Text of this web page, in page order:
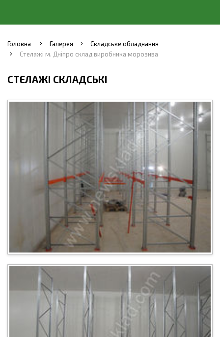
Головна Галерея
Складське обладнання
Стелажі м. Дніпро склад виробника морозива
СТЕЛАЖІ СКЛАДСЬКІ